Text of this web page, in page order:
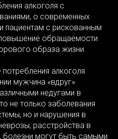
алкоголя с
о современных
пациентам с рискованным
обращаемости
образа жизни.
алкоголя
мужчина «вдруг»
недугами в
не только заболевания
но и нарушения в
расстройства в
могут быть самыми